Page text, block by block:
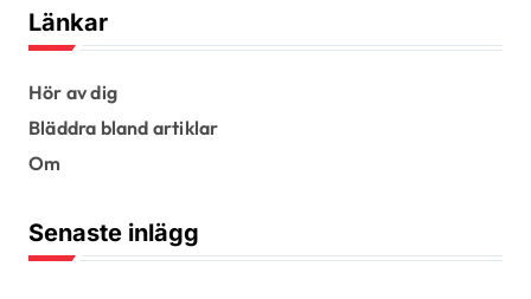
t
p
g
i
Länkar
Hör av dig
Bläddra bland artiklar
Om
Senaste inlägg